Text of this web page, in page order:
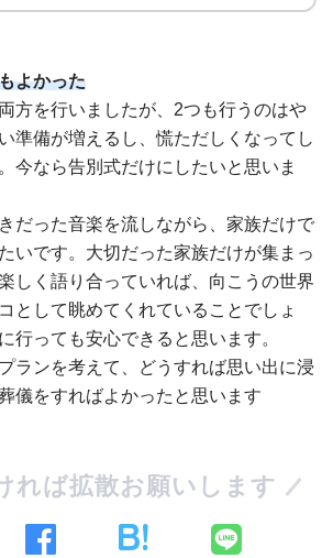
よかった
方を行いましたが、2つも行うのはや
準備が増えるし、慌ただしくなってし
今なら告別式だけにしたいと思いま
だった音楽を流しながら、家族だけで
いです。大切だった家族だけが集まっ
しく語り合っていれば、向こうの世界
として眺めてくれていることでしょ
行っても安心できると思います。
ランを考えて、どうすれば思い出に浸
儀をすればよかったと思います
れば拡散お願いします